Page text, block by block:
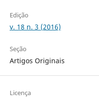
Edição
v. 18 n. 3 (2016)
Seção
Artigos Originais
Licença